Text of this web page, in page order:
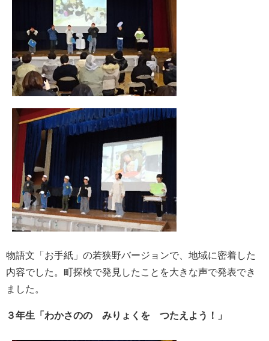
物語文「お手紙」の若狭野バージョンで、地域に密着した
内容でした。町探検で発見したことを大きな声で発表でき
ました。
３年生「わかさのの みりょくを つたえよう！」